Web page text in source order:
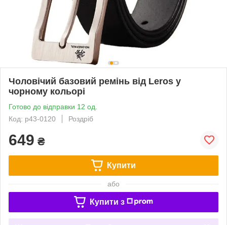
Чоловічий базовий ремінь від Leros у
чорному кольорі
Готово до відправки 12 од.
Код: p43-0120
Роздріб
649 ₴
Купити
або
Купити з